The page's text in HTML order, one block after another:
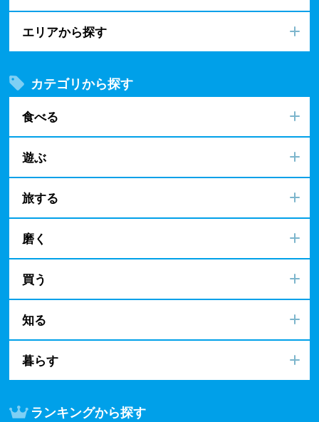
エリアから探す
カテゴリから探す
食べる
遊ぶ
旅する
磨く
買う
知る
暮らす
ランキングから探す